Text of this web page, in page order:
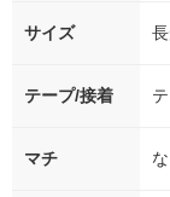
サイズ
テープ/接着
マチ